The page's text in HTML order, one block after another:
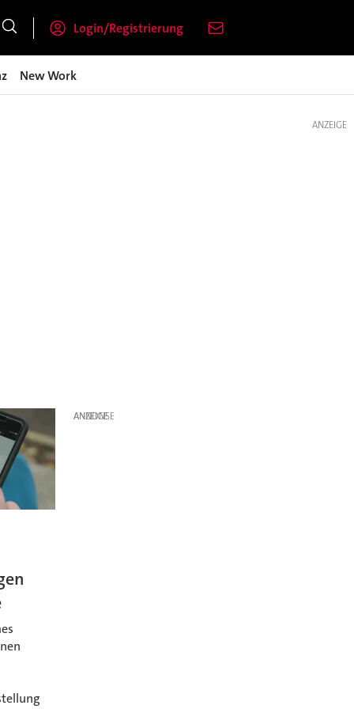
Login/Registrierung
New Work
ANZEIGE
ANZEIGE